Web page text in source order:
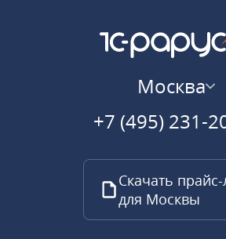
Москва
+7 (495) 231-
Скачать прайс-
для Москвы